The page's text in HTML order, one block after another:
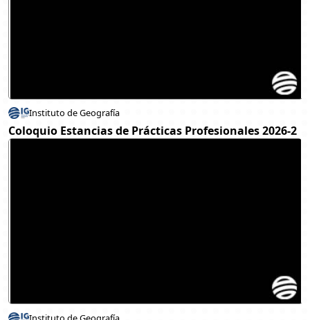
Instituto de Geografía
Coloquio Estancias de Prácticas Profesionales 2026-2